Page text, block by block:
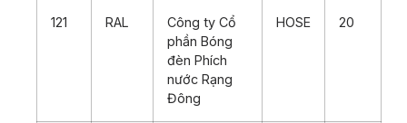
121 RAL
Công ty Cổ
phần Bóng
đèn Phích
nước Rạng
Đông
HOSE 20